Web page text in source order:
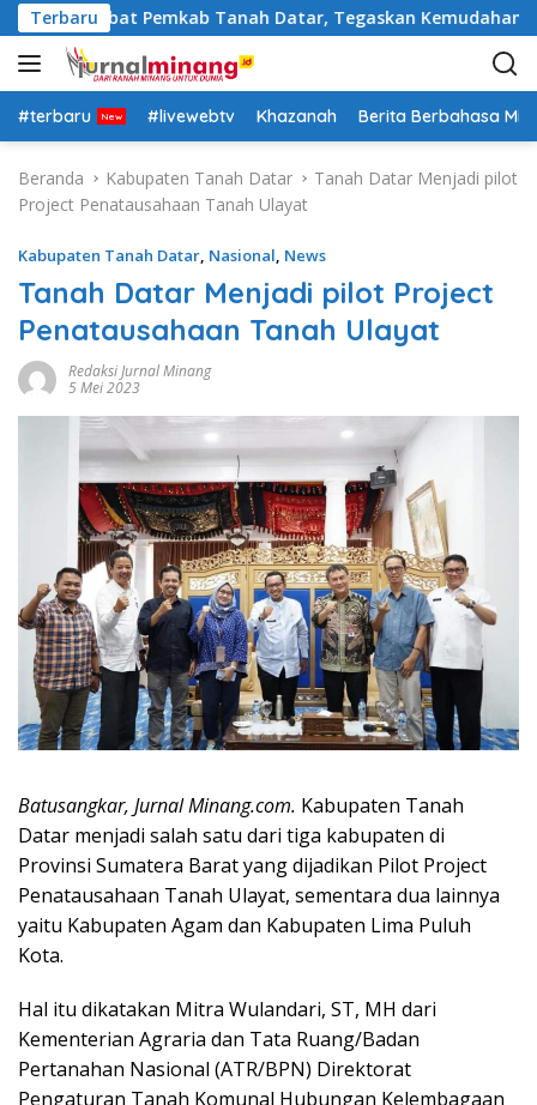
a
g
u
Terbaru
Pejabat Pemkab Tanah Datar, Tegaskan Kemudahan Izin
#terbaru #livewebtv Khazanah Berita Berbahasa
Beranda Kabupaten Tanah Datar
Tanah Datar Menjadi pilot
Project Penatausahaan Tanah Ulayat
Kabupaten Tanah Datar, Nasional, News
Tanah Datar Menjadi pilot Project
Penatausahaan Tanah Ulayat
Redaksi Jurnal Minang
5 Mei 2023
Batusangkar, Jurnal Minang.com. Kabupaten Tanah
Datar menjadi salah satu dari tiga kabupaten di
Provinsi Sumatera Barat yang dijadikan Pilot Project
Penatausahaan Tanah Ulayat, sementara dua lainnya
yaitu Kabupaten Agam dan Kabupaten Lima Puluh
Kota.
Hal itu dikatakan Mitra Wulandari, ST, MH dari
Kementerian Agraria dan Tata Ruang/Badan
Pertanahan Nasional (ATR/BPN) Direktorat
Pengaturan Tanah Komunal Hubungan Kelembagaan